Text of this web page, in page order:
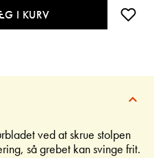
I KURV
ved at skrue stolpen
så grebet kan svinge frit.